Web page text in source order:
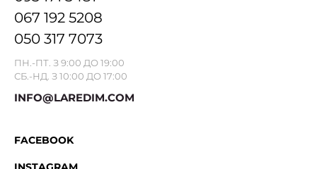
067 192 5208
050 317 7073
ПН.-ПТ. З 9:00 ДО 19:00
СБ.-НД. З 10:00 ДО 17:00
INFO@LAREDIM.COM
FACEBOOK